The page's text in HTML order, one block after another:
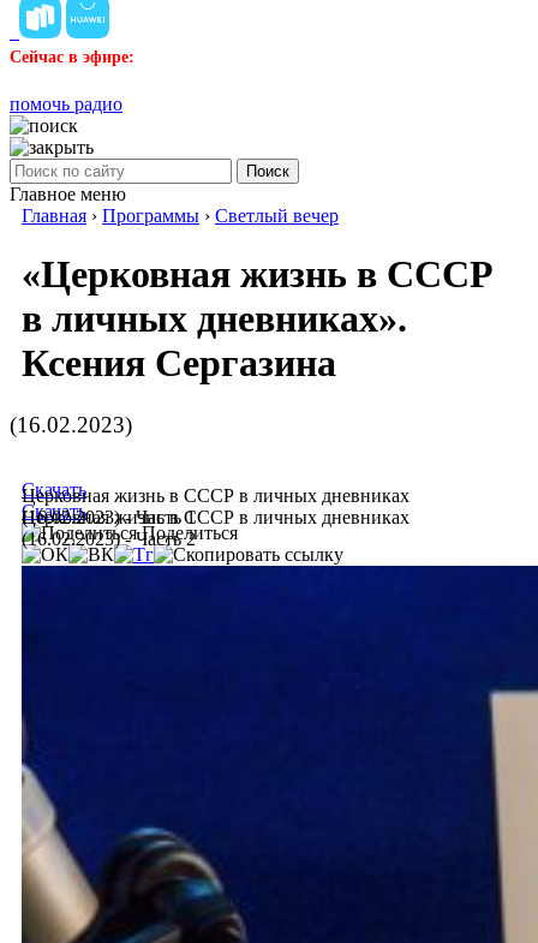
Сейчас в эфире:
помочь радио
Поиск
Главное меню
Главная › Программы › Светлый вечер
«Церковная жизнь в СССР
в личных дневниках».
Ксения Сергазина
(16.02.2023)
Церковная жизнь в СССР в личных дневниках
(16.02.2023) - Часть 1
Скачать
Церковная жизнь в СССР в личных дневниках
(16.02.2023) - Часть 2
Скачать
Поделиться